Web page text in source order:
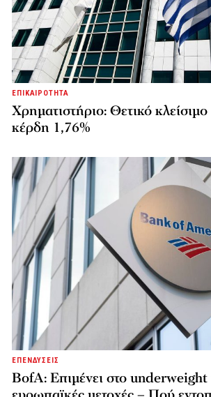
ΕΠΙΚΑΙΡΟΤΗΤΑ
Χρηματιστήριο: Θετικό
κέρδη 1,76%
ΕΠΕΝΔΥΣΕΙΣ
BofA: Επιμένει στο underweight